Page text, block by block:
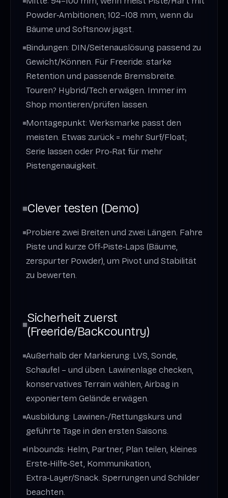
Powder‑Ambitionen; 102–108 mm, wenn du
Bäume und Softsnow jagst.
Bindungen: DIN/Seitenauslösung passend zu
Gewicht/Können. Für Freeride: starke
Retention und passende Bremsbreite.
Touren? Hybrid/Tech erwägen. Immer im
Shop montieren/prüfen lassen.
Montagepunkt: Werksmarke passt den
meisten. Etwas zurück = mehr Surf/Float;
Serie lassen oder Pro‑Rat für mehr
Pistengenauigkeit.
Clever testen (Demo)
Probiere zwei Breiten und zwei Längen. Fahre
Piste und kurze Off‑Piste‑Laps (Bäume,
zerspurter Powder), um Pivot und Stabilität
zu bewerten.
Sicherheit zuerst
(Freeride/Backcountry)
Außerhalb der Markierung: LVS, Sonde,
Schaufel – und üben. Lawinenlage checken,
konservatives Terrain wählen; Airbag in
exponiertem Gelände erwägen.
Ausbildung: Lawinen-/Rettungskurs und
geführte Tage in den ersten Saisons.
Inbounds: Helm, Partner, Plan teilen, kleines
Erste‑Hilfe‑Set, Kommunikation,
Extra‑Layer/Snack. Sperrungen und Schilder
beachten.